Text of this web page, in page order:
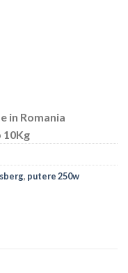
in Romania
10Kg
, putere 250w